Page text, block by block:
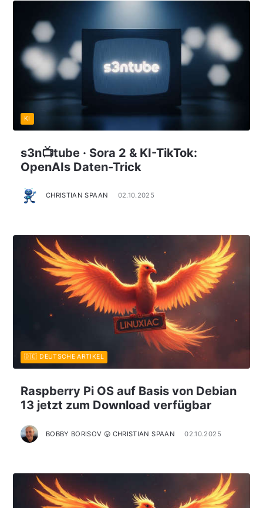
s3n📺tube · Sora 2 & KI-TikTok:
OpenAIs Daten-Trick
CHRISTIAN SPAAN 02.10.2025
KI
Raspberry Pi OS auf Basis von Debian
13 jetzt zum Download verfügbar
BOBBY BORISOV 😛 CHRISTIAN SPAAN 02.10.2025
🇩🇪 DEUTSCHE ARTIKEL